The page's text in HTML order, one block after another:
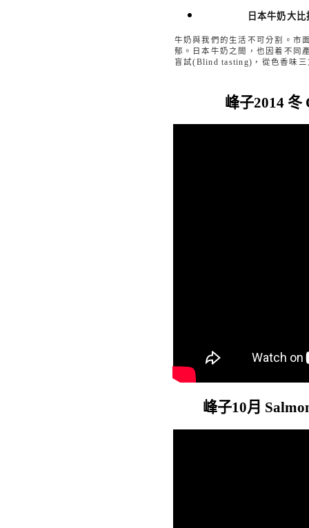
日本牛奶大
牛奶與我們的生活不可分割。市
郁。日本牛奶之間，也因着不同
盲試(Blind tasting) ，從色香味
峰子2014 冬
峰子10月